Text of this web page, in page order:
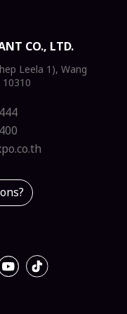
CO., LTD.
Leela 1), Wang